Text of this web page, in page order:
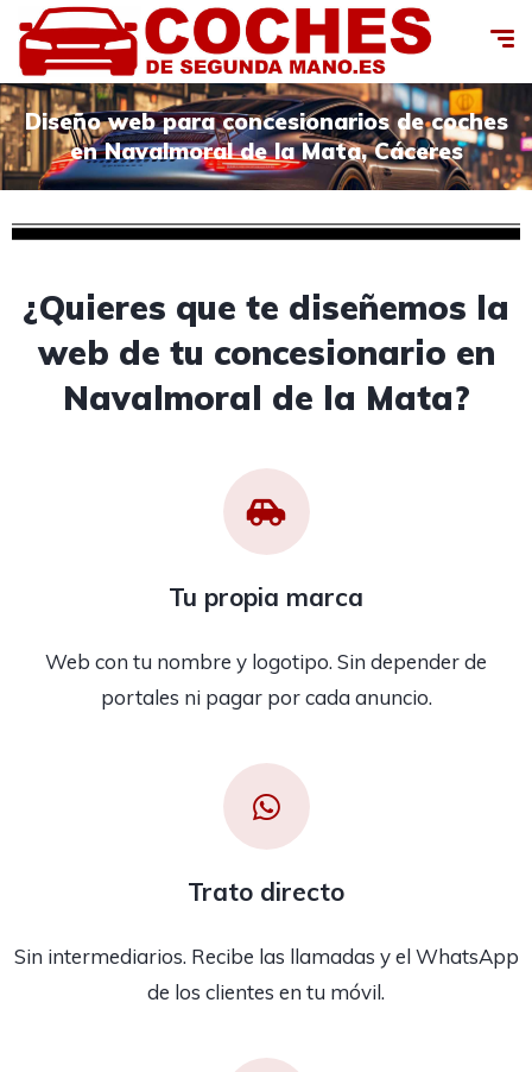
Diseño web para concesionarios de coches
en Navalmoral de la Mata, Cáceres
¿Quieres que te diseñemos la
web de tu concesionario en
Navalmoral de la Mata?
Tu propia marca
Web con tu nombre y logotipo. Sin depender de
portales ni pagar por cada anuncio.
Trato directo
Sin intermediarios. Recibe las llamadas y el WhatsApp
de los clientes en tu móvil.